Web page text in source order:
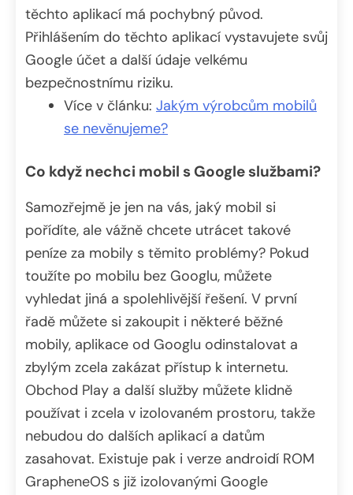
těchto aplikací má pochybný původ.
Přihlášením do těchto aplikací vystavujete svůj
Google účet a další údaje velkému
bezpečnostnímu riziku.
Více v článku: Jakým výrobcům mobilů
se nevěnujeme?
Co když nechci mobil s Google službami?
Samozřejmě je jen na vás, jaký mobil si
pořídíte, ale vážně chcete utrácet takové
peníze za mobily s těmito problémy? Pokud
toužíte po mobilu bez Googlu, můžete
vyhledat jiná a spolehlivější řešení. V první
řadě můžete si zakoupit i některé běžné
mobily, aplikace od Googlu odinstalovat a
zbylým zcela zakázat přístup k internetu.
Obchod Play a další služby můžete klidně
používat i zcela v izolovaném prostoru, takže
nebudou do dalších aplikací a datům
zasahovat. Existuje pak i verze androidí ROM
GrapheneOS s již izolovanými Google